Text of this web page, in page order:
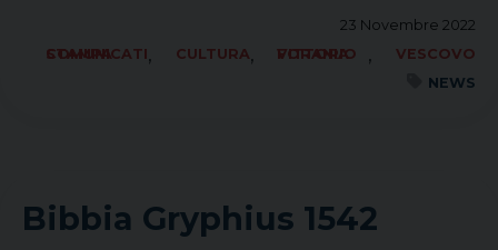
23 Novembre 2022
COMUNICATI STAMPA
, CULTURA, FORANIA VITTORIO ,
VESCOVO
NEWS
Bibbia Gryphius 1542